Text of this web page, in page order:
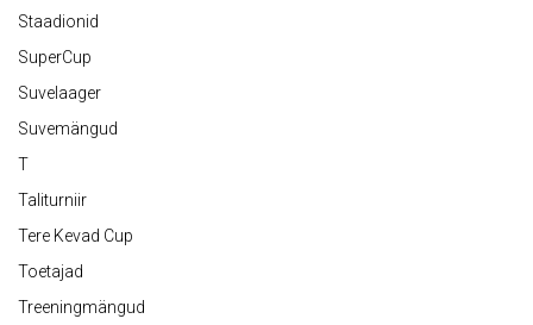
Staadionid
SuperCup
Suvelaager
Suvemängud
T
Taliturniir
Tere Kevad Cup
Toetajad
Treeningmängud